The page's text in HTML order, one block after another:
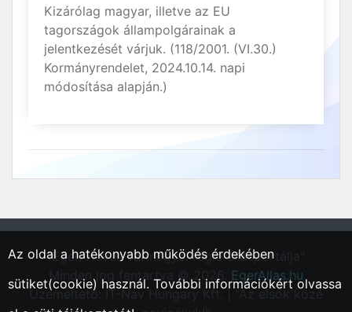
Kizárólag magyar, illetve az EU
tagországok állampolgárainak a
jelentkezését várjuk. (118/2001. (VI.30.)
Kormányrendelet, 2024.10.14. napi
módosítása alapján.)
"Eger, Heves vármegyei régió állásportálja"
Minden jog fentartva © 2026. EgerAllas.hu
Üzemeltető: IT-Nav Hungary Kft. | "Az elsők közé
Az oldal a hatékonyabb működés érdekében
sütiket(cookie) használ. További információkért olvassa